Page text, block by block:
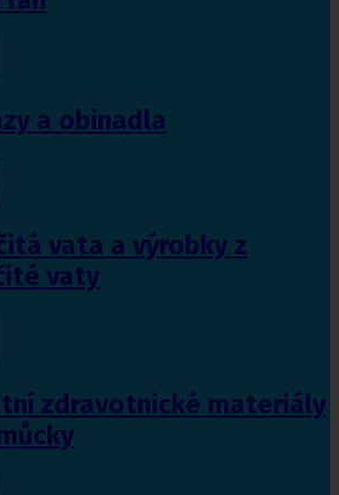
a obinadla
vata a výrobky z
vaty
zdravotnické materiály